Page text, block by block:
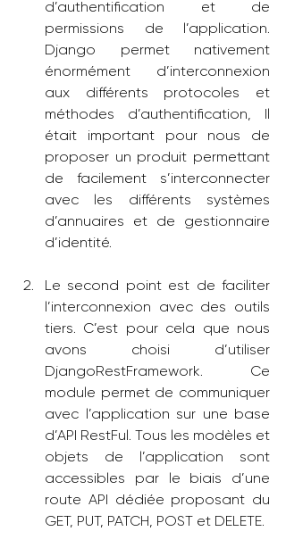
d’authentification et de
permissions de l’application.
Django permet nativement
énormément d’interconnexion
aux différents protocoles et
méthodes d’authentification, Il
était important pour nous de
proposer un produit permettant
de facilement s’interconnecter
avec les différents systèmes
d’annuaires et de gestionnaire
d’identité.
Le second point est de faciliter
l’interconnexion avec des outils
tiers. C’est pour cela que nous
avons choisi d’utiliser
DjangoRestFramework. Ce
module permet de communiquer
avec l’application sur une base
d’API RestFul. Tous les modèles et
objets de l’application sont
accessibles par le biais d’une
route API dédiée proposant du
GET, PUT, PATCH, POST et DELETE.